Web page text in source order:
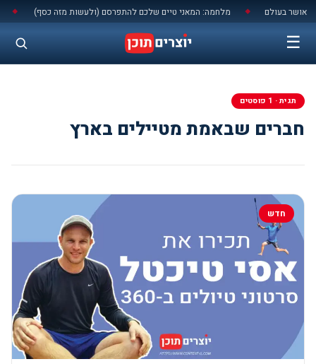
לתוכן ◆ מלחמה: המאני טיים שלכם להתפרסם (ולעשות מזה כסף) ◆ בעולם
☰
תגית · 1 פוסטים
חברים שבאמת מטיילים בארץ
חדש